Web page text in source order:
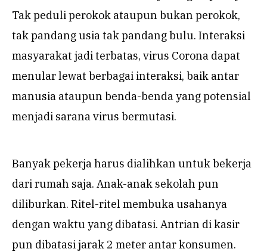
Tak peduli perokok ataupun bukan perokok,
tak pandang usia tak pandang bulu. Interaksi
masyarakat jadi terbatas, virus Corona dapat
menular lewat berbagai interaksi, baik antar
manusia ataupun benda-benda yang potensial
menjadi sarana virus bermutasi.
Banyak pekerja harus dialihkan untuk bekerja
dari rumah saja. Anak-anak sekolah pun
diliburkan. Ritel-ritel membuka usahanya
dengan waktu yang dibatasi. Antrian di kasir
pun dibatasi jarak 2 meter antar konsumen.